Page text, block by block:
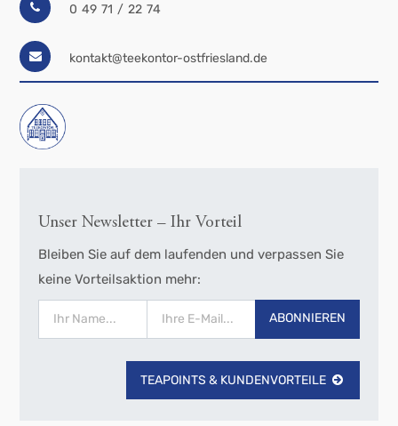
0 49 71 / 22 74
kontakt@teekontor-ostfriesland.de
Unser Newsletter – Ihr Vorteil
Bleiben Sie auf dem laufenden und verpassen Sie
keine Vorteilsaktion mehr:
ABONNIEREN
TEAPOINTS & KUNDENVORTEILE